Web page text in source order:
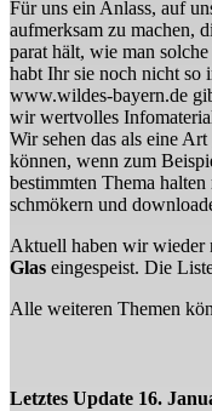
Für uns ein Anlass, auf
aufmerksam zu machen,
parat hält, wie man
habt Ihr sie noch nicht so
www.wildes-bayern.de
wir wertvolles
Wir sehen das als eine
können, wenn zum
bestimmten Thema
schmökern und
Aktuell haben wir wieder
Glas eingespeist. Die
Alle weiteren Themen
Letztes Update 16.